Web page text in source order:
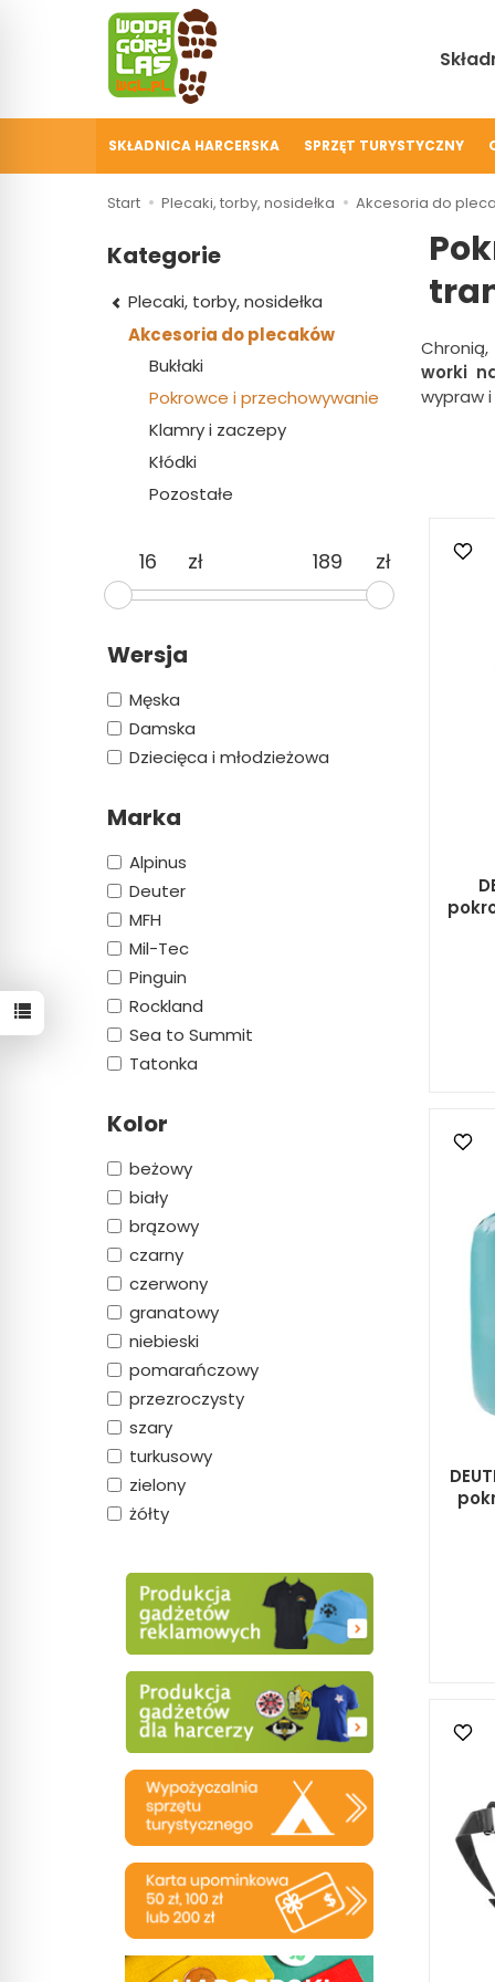
SKŁADNICA HARCERSKA SPRZĘT TURYSTYCZNY
Start Plecaki, torby, nosidełka Akcesoria do
worki
wypraw
Kategorie
Plecaki, torby, nosidełka
Akcesoria do plecaków
Bukłaki
Pokrowce i przechowywanie
Klamry i zaczepy
Kłódki
Pozostałe
zł zł
Wersja
Męska
Damska
Dziecięca i młodzieżowa
Marka
Alpinus
Deuter
MFH
Mil-Tec
Pinguin
Rockland
Sea to Summit
Tatonka
Kolor
beżowy
biały
brązowy
czarny
czerwony
granatowy
niebieski
pomarańczowy
przezroczysty
szary
turkusowy
zielony
żółty